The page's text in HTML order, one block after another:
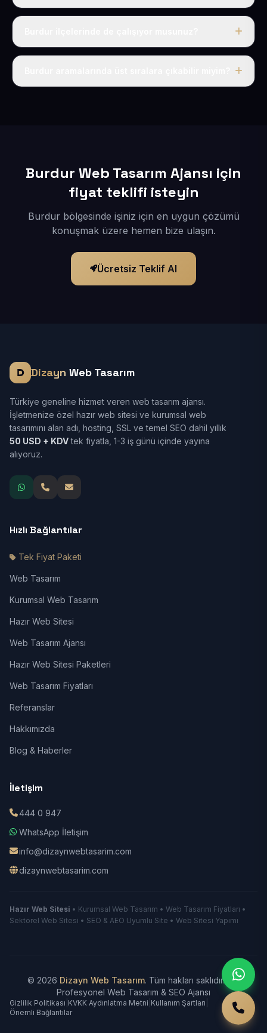
Burdur dahil Türkiye’nin her yerinde geçerli yıllık tek
Elbette; Burdur iline bağlı bütün ilçelere uzaktan ve
Burdur Web Tasarım Ajansı için
fiyat teklifi isteyin
Burdur bölgesinde işiniz için en uygun çözümü
konuşmak üzere hemen bize ulaşın.
Ücretsiz Teklif Al
Dizayn Web Tasarım
Türkiye geneline hizmet veren web tasarım ajansı.
İşletmenize özel hazır web sitesi ve kurumsal web
tasarımını alan adı, hosting, SSL ve temel SEO dahil yıllık
50 USD + KDVtek fiyatla, 1-3 iş günü içinde yayına
alıyoruz.
Hızlı Bağlantılar
Tek Fiyat Paketi
Web Tasarım
Kurumsal Web Tasarım
Hazır Web Sitesi
Web Tasarım Ajansı
Hazır Web Sitesi Paketleri
Web Tasarım Fiyatları
Referanslar
Hakkımızda
Blog & Haberler
İletişim
444 0 947
WhatsApp İletişim
info@dizaynwebtasarim.com
dizaynwebtasarim.com
Hazır Web Sitesi • Kurumsal Web Tasarım • Web Tasarım Fiyatları •
Sektörel Web Sitesi • SEO & AEO Uyumlu Site • Web Sitesi Yapımı
© 2026 Dizayn Web Tasarım. Tüm hakları saklıdır.
|
Profesyonel Web Tasarım & SEO Ajansı
Gizlilik Politikası KVKK Aydınlatma Metni Kullanım Şartları
Önemli Bağlantılar